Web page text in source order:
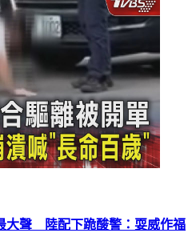
大聲 陸配下跪酸警：耍威作福